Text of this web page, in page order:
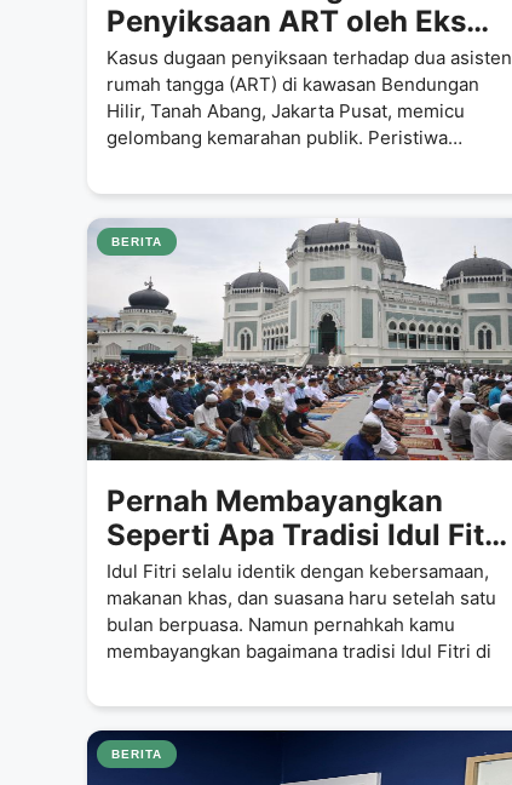
Penyiksaan ART oleh Eks
Caleg Gerindra Berujung
Tragis, Publik Desak
Hukuman Berat
Kasus dugaan penyiksaan terhadap dua asisten
rumah tangga (ART) di kawasan Bendungan
Hilir, Tanah Abang, Jakarta Pusat, memicu
gelombang kemarahan publik. Peristiwa
BERITA
Pernah Membayangkan
Seperti Apa Tradisi Idul Fitri
di Luar Negeri? Ini yang
Akan Membuatmu Takjub
Idul Fitri selalu identik dengan kebersamaan,
makanan khas, dan suasana haru setelah satu
bulan berpuasa. Namun pernahkah kamu
membayangkan bagaimana tradisi Idul Fitri di
BERITA